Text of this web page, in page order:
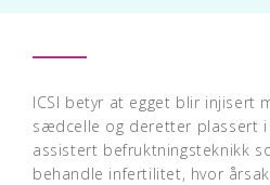
ICSI betyr at egget blir injisert
sædcelle og deretter plassert
assistert befruktningsteknikk
behandle infertilitet, hvor